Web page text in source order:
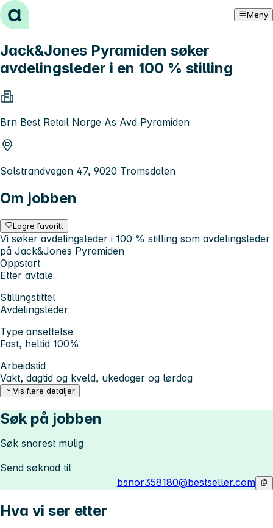
Hopp til innhold Meny
Jack&Jones Pyramiden søker
avdelingsleder i en 100 % stilling
Brn Best Retail Norge As Avd Pyramiden
Solstrandvegen 47, 9020 Tromsdalen
Om jobben
Lagre favoritt
Vi søker avdelingsleder i 100 % stilling som avdelingsleder
på Jack&Jones Pyramiden
Oppstart
Etter avtale
Stillingstittel
Avdelingsleder
Type ansettelse
Fast, heltid 100%
Arbeidstid
Vakt, dagtid og kveld, ukedager og lørdag
Vis flere detaljer
Søk på jobben
Søk snarest mulig
Send søknad til
bsnor358180@bestseller.com
Hva vi ser etter